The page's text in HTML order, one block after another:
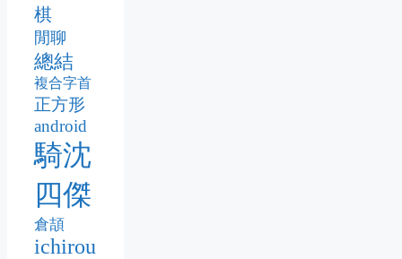
棋
閒聊
總結
複合字首
正方形
android
騎沈
四傑
倉頡
ichirou